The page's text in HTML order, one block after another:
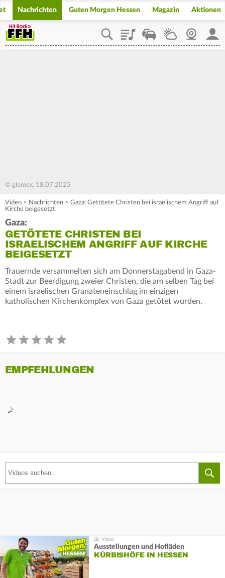
Nachrichten Guten Morgen Hessen Magazin Aktionen
PlaylistStaupilotWetterWebcam
© glomex, 18.07.2025
Video > Nachrichten > Gaza: Getötete Christen bei israelischem Angriff auf
Kirche beigesetzt
Gaza:
GETÖTETE CHRISTEN BEI
ISRAELISCHEM ANGRIFF AUF KIRCHE
BEIGESETZT
Trauernde versammelten sich am Donnerstagabend in Gaza-
Stadt zur Beerdigung zweier Christen, die am selben Tag bei
einem israelischen Granateneinschlag im einzigen
katholischen Kirchenkomplex von Gaza getötet wurden.
EMPFEHLUNGEN
Ausstellungen und Hofläden
KÜRBISHÖFE IN HESSEN